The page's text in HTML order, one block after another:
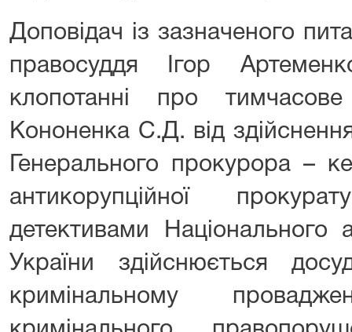
Доповідач із зазначеного
правосуддя Ігор
клопотанні про тимчасове
Кононенка С.Д. від
Генерального прокурора –
антикорупційної
детективами Національного
України здійснюється
кримінальному